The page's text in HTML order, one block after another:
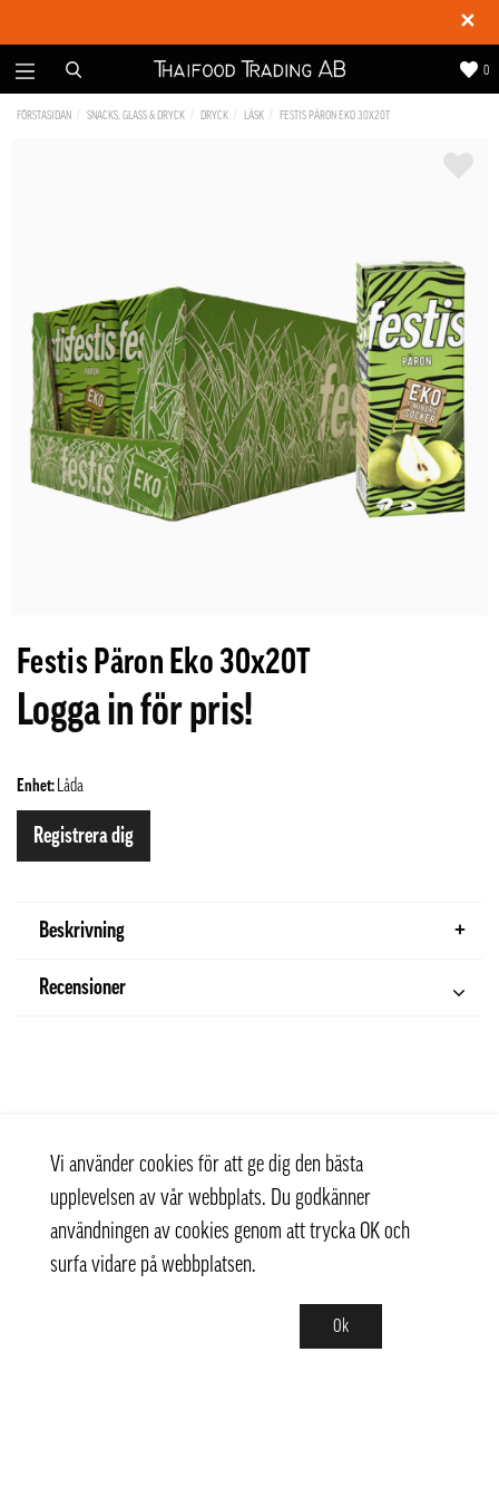
✕
0
FÖRSTASIDAN SNACKS, GLASS & DRYCK DRYCK LÄSK FESTIS PÄRON EKO 30X20T
Festis Päron Eko 30x20T
Logga in för pris!
Enhet: Låda
Registrera dig
Beskrivning
Recensioner
Vi använder cookies för att ge dig den bästa
upplevelsen av vår webbplats. Du godkänner
användningen av cookies genom att trycka OK och
surfa vidare på webbplatsen.
Ok